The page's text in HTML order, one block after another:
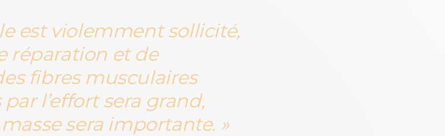
est violemment sollicité,
réparation et de
fibres musculaires
l’effort sera grand,
sera importante.